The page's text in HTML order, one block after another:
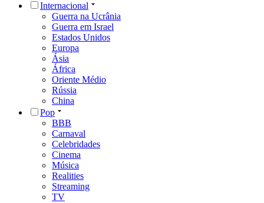
Internacional
Guerra na Ucrânia
Guerra em Israel
Estados Unidos
Europa
Ásia
África
Oriente Médio
Rússia
China
Pop
BBB
Carnaval
Celebridades
Cinema
Música
Realities
Streaming
TV